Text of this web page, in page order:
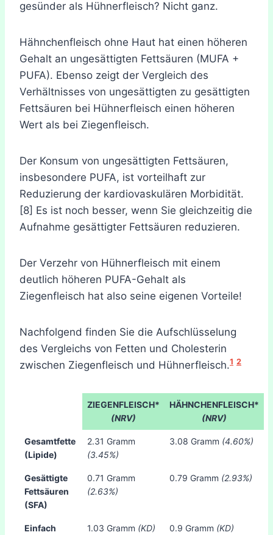
gesünder als Hühnerfleisch? Nicht ganz.
Hähnchenfleisch ohne Haut hat einen höheren
Gehalt an ungesättigten Fettsäuren (MUFA +
PUFA). Ebenso zeigt der Vergleich des
Verhältnisses von ungesättigten zu gesättigten
Fettsäuren bei Hühnerfleisch einen höheren
Wert als bei Ziegenfleisch.
Der Konsum von ungesättigten Fettsäuren,
insbesondere PUFA, ist vorteilhaft zur
Reduzierung der kardiovaskulären Morbidität.
[8] Es ist noch besser, wenn Sie gleichzeitig die
Aufnahme gesättigter Fettsäuren reduzieren.
Der Verzehr von Hühnerfleisch mit einem
deutlich höheren PUFA-Gehalt als
Ziegenfleisch hat also seine eigenen Vorteile!
Nachfolgend finden Sie die Aufschlüsselung
des Vergleichs von Fetten und Cholesterin
zwischen Ziegenfleisch und Hühnerfleisch.1 2
ZIEGENFLEISCH*
(NRV)
HÄHNCHENFLEISCH*
(NRV)
Gesamtfette
(Lipide)
2.31 Gramm
(3.45%)
3.08 Gramm (4.60%)
Gesättigte
Fettsäuren
(SFA)
0.71 Gramm
(2.63%)
0.79 Gramm (2.93%)
Einfach
1.03 Gramm (KD) 0.9 Gramm (KD)